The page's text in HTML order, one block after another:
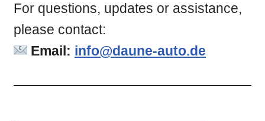
For questions, updates or assistance,
please contact:
Email: info@daune-auto.de